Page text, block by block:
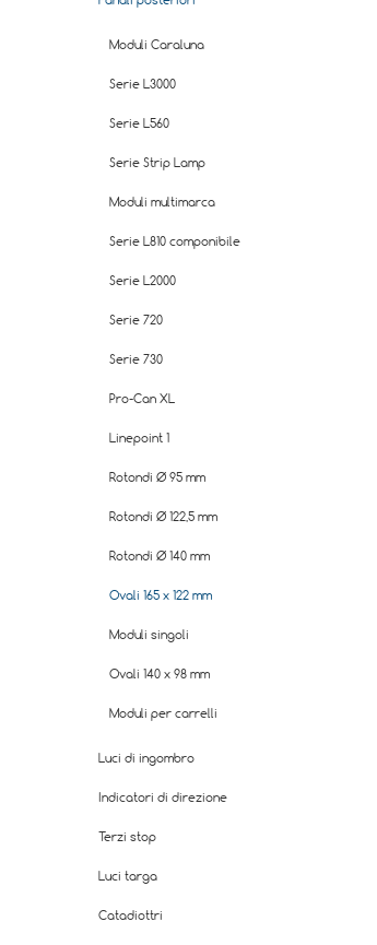
Moduli Caraluna
Serie L3000
Serie L560
Serie Strip Lamp
Moduli multimarca
Serie L810 componibile
Serie L2000
Serie 720
Serie 730
Pro-Can XL
Linepoint 1
Rotondi Ø 95 mm
Rotondi Ø 122,5 mm
Rotondi Ø 140 mm
Ovali 165 x 122 mm
Moduli singoli
Ovali 140 x 98 mm
Moduli per carrelli
Luci di ingombro
Indicatori di direzione
Terzi stop
Luci targa
Catadiottri